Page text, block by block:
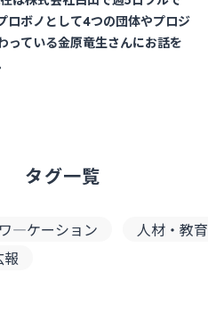
ロボノとして4つの団体やプロジ
っている金原竜生さんにお話を
タグ一覧
ワ―ケーション 人材・教育
報